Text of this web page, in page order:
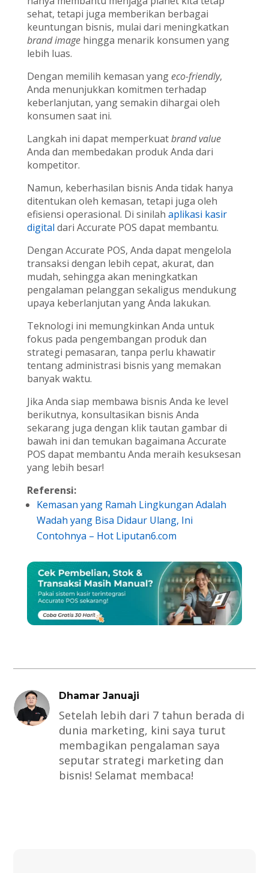
sehat, tetapi juga memberikan berbagai
keuntungan bisnis, mulai dari meningkatkan
brand imagehingga menarik konsumen yang
lebih luas.
Dengan memilih kemasan yangeco-friendly,
Anda menunjukkan komitmen terhadap
keberlanjutan, yang semakin dihargai oleh
konsumen saat ini.
Langkah ini dapat memperkuatbrand value
Anda dan membedakan produk Anda dari
kompetitor.
Namun, keberhasilan bisnis Anda tidak hanya
ditentukan oleh kemasan, tetapi juga oleh
efisiensi operasional. Di sinilah aplikasi kasir
digital dari Accurate POS dapat membantu.
Dengan Accurate POS, Anda dapat mengelola
transaksi dengan lebih cepat, akurat, dan
mudah, sehingga akan meningkatkan
pengalaman pelanggan sekaligus mendukung
upaya keberlanjutan yang Anda lakukan.
Teknologi ini memungkinkan Anda untuk
fokus pada pengembangan produk dan
strategi pemasaran, tanpa perlu khawatir
tentang administrasi bisnis yang memakan
banyak waktu.
Jika Anda siap membawa bisnis Anda ke level
berikutnya, konsultasikan bisnis Anda
sekarang juga dengan klik tautan gambar di
bawah ini dan temukan bagaimana Accurate
POS dapat membantu Anda meraih kesuksesan
yang lebih besar!
Referensi:
Kemasan yang Ramah Lingkungan Adalah
Wadah yang Bisa Didaur Ulang, Ini
Contohnya – Hot Liputan6.com
Dhamar Januaji
Setelah lebih dari 7 tahun berada di
dunia marketing, kini saya turut
membagikan pengalaman saya
seputar strategi marketing dan
bisnis! Selamat membaca!